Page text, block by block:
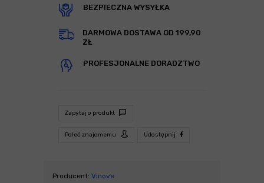
BEZPIECZNA WYSYŁKA
DARMOWA DOSTAWA OD 199,90
ZŁ
PROFESJONALNE DORADZTWO
Zapytaj o produkt
Poleć znajomemu Udostępnij
Producent: Vinove